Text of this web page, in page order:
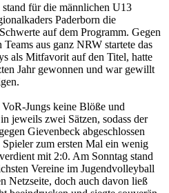
für die männlichen U13
Paderborn die
auf dem Programm. Gegen
aus ganz NRW startete das
als Mitfavorit auf den Titel, hatte
Jahr gewonnen und war gewillt
Jungs keine Blöße und
jeweils zwei Sätzen, sodass der
Gievenbeck abgeschlossen
zum ersten Mal ein wenig
mit 2:0. Am Sonntag stand
Vereine im Jugendvolleyball
Netzseite, doch auch davon ließ